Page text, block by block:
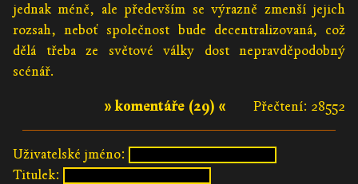
jednak méně, ale především se výrazně zmenší jejich
rozsah, neboť společnost bude decentralizovaná, což
dělá třeba ze světové války dost nepravděpodobný
scénář.
Přečtení: 28552
» komentáře (29) «
Uživatelské jméno:
Titulek: